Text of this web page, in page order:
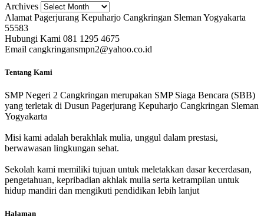
Archives
Alamat Pagerjurang Kepuharjo Cangkringan Sleman Yogyakarta
55583
Hubungi Kami 081 1295 4675
Email cangkringansmpn2@yahoo.co.id
Tentang Kami
SMP Negeri 2 Cangkringan merupakan SMP Siaga Bencara (SBB)
yang terletak di Dusun Pagerjurang Kepuharjo Cangkringan Sleman
Yogyakarta
Misi kami adalah berakhlak mulia, unggul dalam prestasi,
berwawasan lingkungan sehat.
Sekolah kami memiliki tujuan untuk meletakkan dasar kecerdasan,
pengetahuan, kepribadian akhlak mulia serta ketrampilan untuk
hidup mandiri dan mengikuti pendidikan lebih lanjut
Halaman